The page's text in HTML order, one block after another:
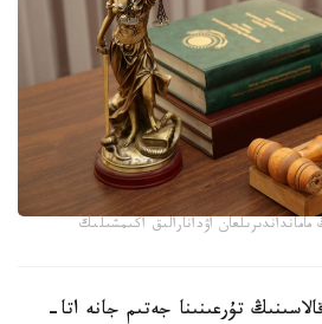
اۋدانارالىق اكىمشىلىك
قالاسىنىڭ تۇرعىنىنا جەتىم جانە اتا-